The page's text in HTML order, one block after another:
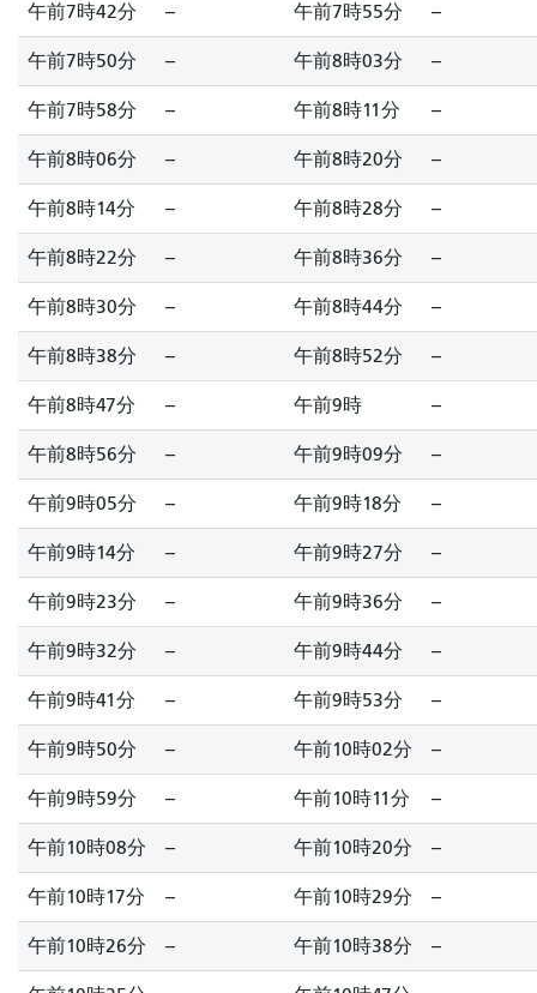
午前7時42分 -- 午前7時55分 --
午前7時50分 -- 午前8時03分 --
午前7時58分 -- 午前8時11分 --
午前8時06分 -- 午前8時20分 --
午前8時14分 -- 午前8時28分 --
午前8時22分 -- 午前8時36分 --
午前8時30分 -- 午前8時44分 --
午前8時38分 -- 午前8時52分 --
午前8時47分 -- 午前9時 --
午前8時56分 -- 午前9時09分 --
午前9時05分 -- 午前9時18分 --
午前9時14分 -- 午前9時27分 --
午前9時23分 -- 午前9時36分 --
午前9時32分 -- 午前9時44分 --
午前9時41分 -- 午前9時53分 --
午前9時50分 -- 午前10時02分 --
午前9時59分 -- 午前10時11分 --
午前10時08分 -- 午前10時20分 --
午前10時17分 -- 午前10時29分 --
午前10時26分 -- 午前10時38分 --